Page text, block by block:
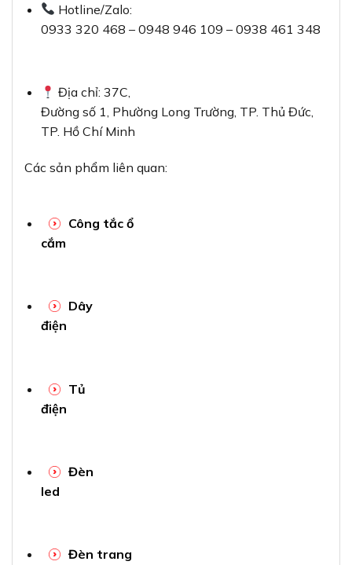
Hotline/Zalo:
0933 320 468 – 0948 946 109 – 0938 461 348
Địa chỉ: 37C,
Đường số 1, Phường Long Trường, TP. Thủ Đức,
TP. Hồ Chí Minh
Các sản phẩm liên quan:
Công tắc ổ
cắm
Dây
điện
Tủ
điện
Đèn
led
Đèn trang